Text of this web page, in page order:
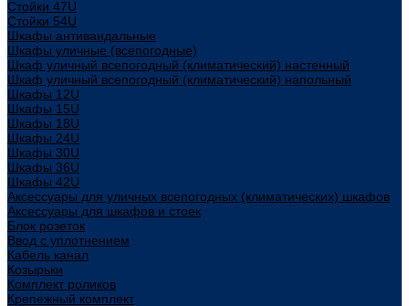
Стойки 47U
Стойки 54U
Шкафы антивандальные
Шкафы уличные (всепогодные)
Шкаф уличный всепогодный (климатический) настенный
Шкаф уличный всепогодный (климатический) напольный
Шкафы 12U
Шкафы 15U
Шкафы 18U
Шкафы 24U
Шкафы 30U
Шкафы 36U
Шкафы 42U
Аксессуары для уличных всепогодных (климатических) шкафов
Аксессуары для шкафов и стоек
Блок розеток
Ввод с уплотнением
Кабель канал
Козырьки
Комплект роликов
Крепежный комплект